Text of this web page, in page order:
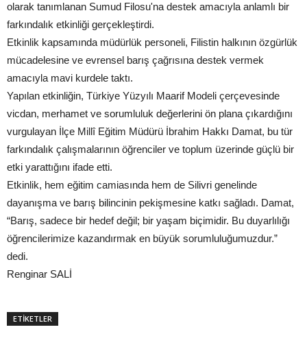
olarak tanımlanan Sumud Filosu'na destek amacıyla anlamlı bir
farkındalık etkinliği gerçekleştirdi.
Etkinlik kapsamında müdürlük personeli, Filistin halkının özgürlük
mücadelesine ve evrensel barış çağrısına destek vermek
amacıyla mavi kurdele taktı.
Yapılan etkinliğin, Türkiye Yüzyılı Maarif Modeli çerçevesinde
vicdan, merhamet ve sorumluluk değerlerini ön plana çıkardığını
vurgulayan İlçe Millî Eğitim Müdürü İbrahim Hakkı Damat, bu tür
farkındalık çalışmalarının öğrenciler ve toplum üzerinde güçlü bir
etki yarattığını ifade etti.
Etkinlik, hem eğitim camiasında hem de Silivri genelinde
dayanışma ve barış bilincinin pekişmesine katkı sağladı. Damat,
“Barış, sadece bir hedef değil; bir yaşam biçimidir. Bu duyarlılığı
öğrencilerimize kazandırmak en büyük sorumluluğumuzdur.”
dedi.
Renginar SALİ
ETİKETLER